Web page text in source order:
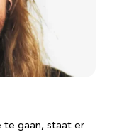
te gaan, staat er